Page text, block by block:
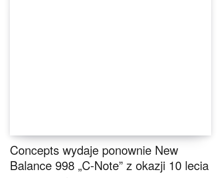
Concepts wydaje ponownie New
Balance 998 „C-Note” z okazji 10 lecia